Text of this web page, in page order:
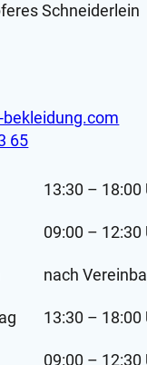
Schneiderlein
65
13:30 – 18:00
09:00 – 12:30
nach
13:30 – 18:00
09:00 – 12:30